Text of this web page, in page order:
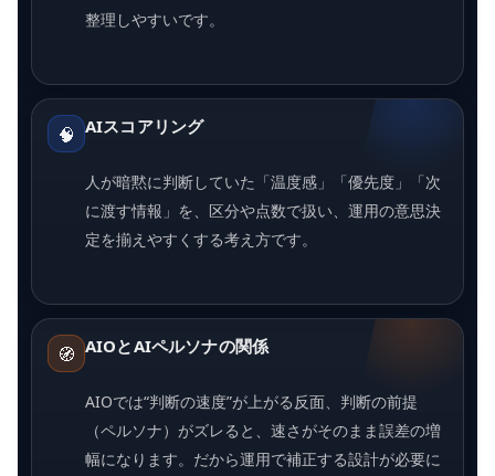
整理しやすいです。
🧠 AIスコアリング
人が暗黙に判断していた「温度感」「優先度」「次
に渡す情報」を、区分や点数で扱い、運用の意思決
定を揃えやすくする考え方です。
🧭 AIOとAIペルソナの関係
AIOでは“判断の速度”が上がる反面、判断の前提
（ペルソナ）がズレると、速さがそのまま誤差の増
幅になります。だから運用で補正する設計が必要に